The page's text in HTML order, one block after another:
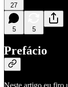
27
5 5
Prefácio